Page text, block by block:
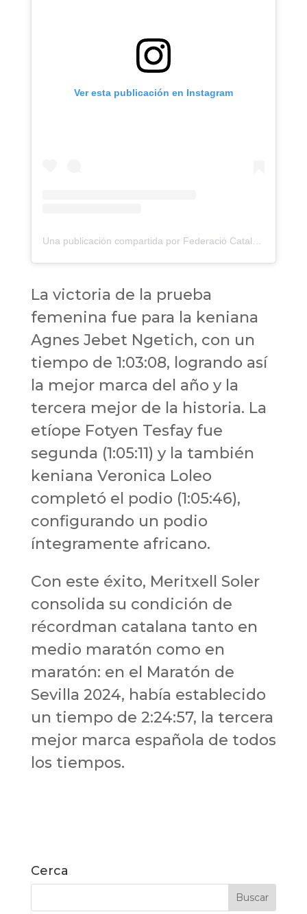
Ver esta publicación en Instagram
La victoria de la prueba
femenina fue para la keniana
Agnes Jebet Ngetich, con un
tiempo de 1:03:08, logrando así
la mejor marca del año y la
tercera mejor de la historia. La
etíope Fotyen Tesfay fue
segunda (1:05:11) y la también
keniana Veronica Loleo
completó el podio (1:05:46),
configurando un podio
íntegramente africano.
Con este éxito, Meritxell Soler
consolida su condición de
récordman catalana tanto en
medio maratón como en
maratón: en el Maratón de
Sevilla 2024, había establecido
un tiempo de 2:24:57, la tercera
mejor marca española de todos
los tiempos.
Cerca